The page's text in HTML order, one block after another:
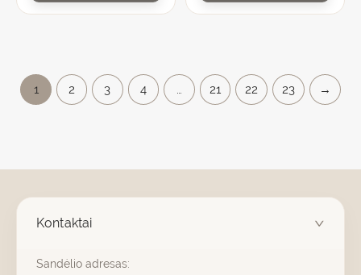
1 2 3 4 21 22 23 →
Kontaktai
Sandėlio adresas: